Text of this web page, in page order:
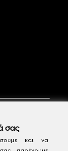
σας
και να